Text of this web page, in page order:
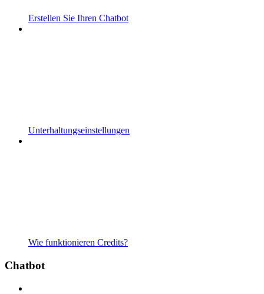
Erstellen Sie Ihren Chatbot
Unterhaltungseinstellungen
Wie funktionieren Credits?
Chatbot